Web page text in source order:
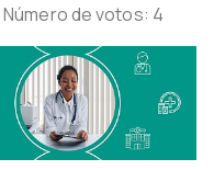
Número de votos: 4